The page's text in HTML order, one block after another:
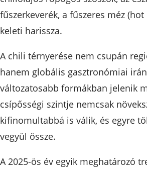
fűszerkeverék, a fűszeres méz
keleti harissza.
A chili térnyerése nem csupán
hanem globális gasztronómiai
változatosabb formákban jelenik
csípősségi szintje nemcsak
kifinomultabbá is válik, és egyre
vegyül össze.
A 2025-ös év egyik meghatározó